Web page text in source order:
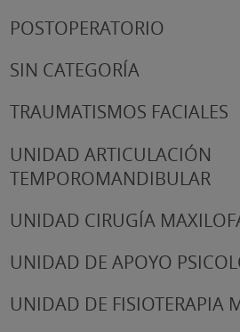
POSTOPERATORIO
SIN CATEGORÍA
TRAUMATISMOS FACIALES
UNIDAD ARTICULACIÓN
TEMPOROMANDIBULAR
UNIDAD CIRUGÍA
UNIDAD DE APOYO
UNIDAD DE FISIOTERAPIA